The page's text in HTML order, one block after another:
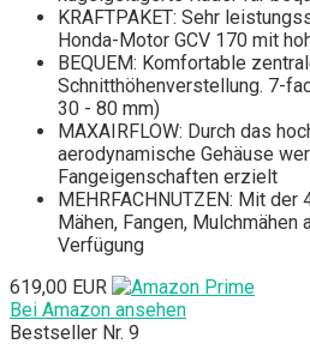
KRAFTPAKET: Sehr
Honda-Motor GCV 170 mit
BEQUEM: Komfortable
Schnitthöhenverstellung. 7-
30 - 80 mm)
MAXAIRFLOW: Durch das
aerodynamische Gehäuse
Fangeigenschaften erzielt
MEHRFACHNUTZEN: Mit
Mähen, Fangen,
Verfügung
619,00 EUR
Bei Amazon ansehen
Bestseller Nr. 9